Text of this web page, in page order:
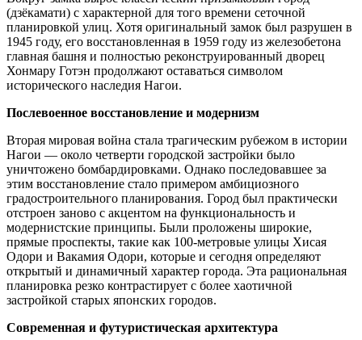
(дзёкамати) с характерной для того времени сеточной
планировкой улиц. Хотя оригинальный замок был разрушен в
1945 году, его восстановленная в 1959 году из железобетона
главная башня и полностью реконструированный дворец
Хонмару Готэн продолжают оставаться символом
исторического наследия Нагои.
Послевоенное восстановление и модернизм
Вторая мировая война стала трагическим рубежом в истории
Нагои — около четверти городской застройки было
уничтожено бомбардировками. Однако последовавшее за
этим восстановление стало примером амбициозного
градостроительного планирования. Город был практически
отстроен заново с акцентом на функциональность и
модернистские принципы. Были проложены широкие,
прямые проспекты, такие как 100-метровые улицы Хисая
Одори и Вакамия Одори, которые и сегодня определяют
открытый и динамичный характер города. Эта рациональная
планировка резко контрастирует с более хаотичной
застройкой старых японских городов.
Современная и футуристическая архитектура